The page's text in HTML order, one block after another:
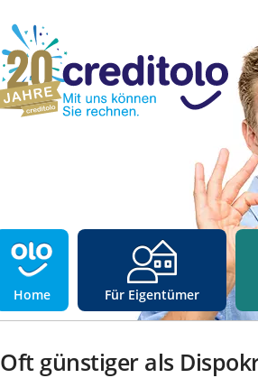
Home Für Eigentümer
Oft günstiger als